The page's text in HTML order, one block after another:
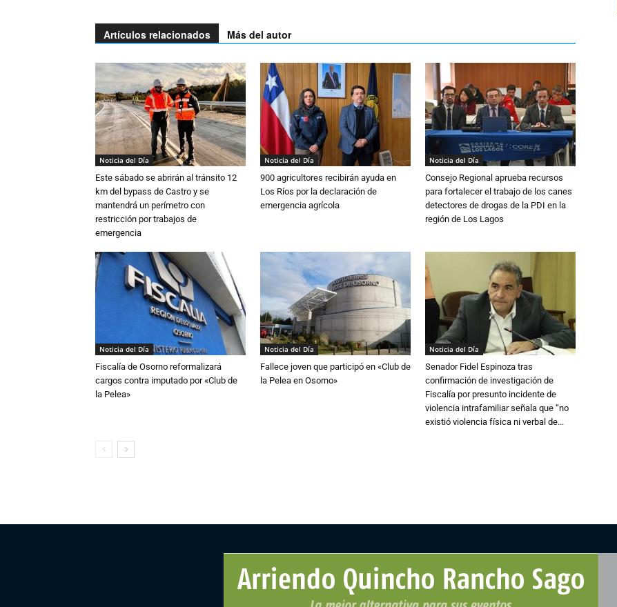
Artículos relacionados Más del autor
Noticia del Día
Este sábado se abrirán al tránsito 12
km del bypass de Castro y se
mantendrá un perímetro con
restricción por trabajos de
emergencia
Noticia del Día
900 agricultores recibirán ayuda en
Los Ríos por la declaración de
emergencia agrícola
Noticia del Día
Consejo Regional aprueba recursos
para fortalecer el trabajo de los canes
detectores de drogas de la PDI en la
región de Los Lagos
Noticia del Día
Fiscalía de Osorno reformalizará
cargos contra imputado por «Club de
la Pelea»
Noticia del Día
Fallece joven que participó en «Club de
la Pelea en Osorno»
Noticia del Día
Senador Fidel Espinoza tras
confirmación de investigación de
Fiscalía por presunto incidente de
violencia intrafamiliar señala que “no
existió violencia física ni verbal de...